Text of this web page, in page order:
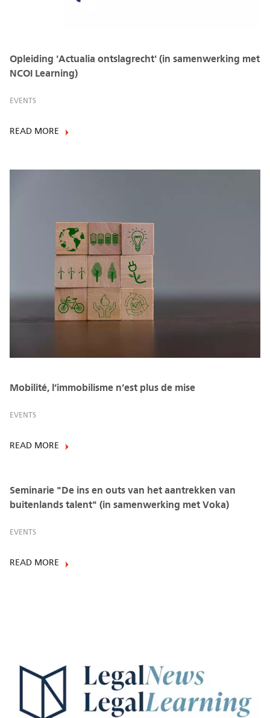
Opleiding 'Actualia ontslagrecht' (in samenwerking met
NCOI Learning)
EVENTS
READ MORE
Mobilité, l’immobilisme n’est plus de mise
EVENTS
READ MORE
Seminarie "De ins en outs van het aantrekken van
buitenlands talent" (in samenwerking met Voka)
EVENTS
READ MORE